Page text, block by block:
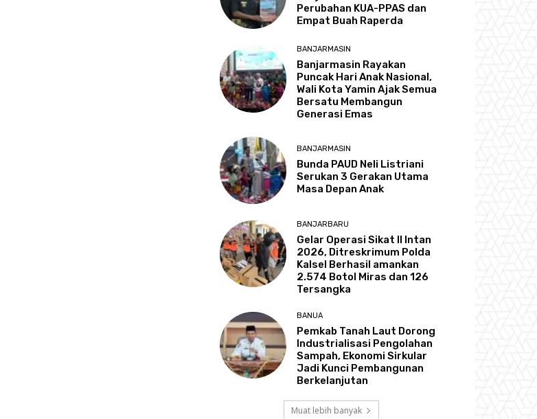
Perubahan KUA-PPAS dan
Empat Buah Raperda
BANJARMASIN
Banjarmasin Rayakan
Puncak Hari Anak Nasional,
Wali Kota Yamin Ajak Semua
Bersatu Membangun
Generasi Emas
BANJARMASIN
Bunda PAUD Neli Listriani
Serukan 3 Gerakan Utama
Masa Depan Anak
BANJARBARU
Gelar Operasi Sikat II Intan
2026, Ditreskrimum Polda
Kalsel Berhasil amankan
2.574 Botol Miras dan 126
Tersangka
BANUA
Pemkab Tanah Laut Dorong
Industrialisasi Pengolahan
Sampah, Ekonomi Sirkular
Jadi Kunci Pembangunan
Berkelanjutan
Muat lebih banyak